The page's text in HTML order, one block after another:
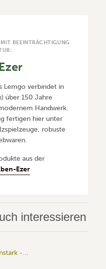
BEEINTRÄCHTIGUNG
Lemgo verbindet in
über 150 Jahre
Handwerk.
fertigen hier unter
robuste
aus der
Ezer
interessieren